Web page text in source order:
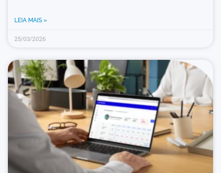
LEIA MAIS »
25/03/2026